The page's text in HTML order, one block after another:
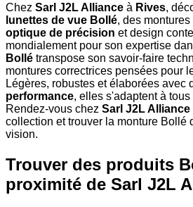
Chez Sarl J2L Alliance à Rives,
lunettes de vue Bollé, des
optique de précision et design
mondialement pour son expertise
Bollé transpose son savoir-faire
montures correctrices pensées pour
Légères, robustes et élaborées avec
performance, elles s'adaptent à
Rendez-vous chez Sarl J2L Alliance
collection et trouver la monture Bollé
vision.
Trouver des produits
proximité de Sarl J2L